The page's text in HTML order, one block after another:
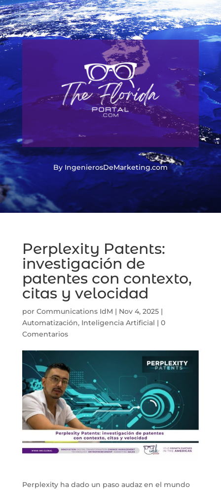
By IngenierosDeMarketing.com
Perplexity Patents:
investigación de
patentes con contexto,
citas y velocidad
por Communications IdM | Nov 4, 2025|
Automatización, Inteligencia Artificial | 0
Comentarios
Perplexity ha dado un paso audaz en el mundo